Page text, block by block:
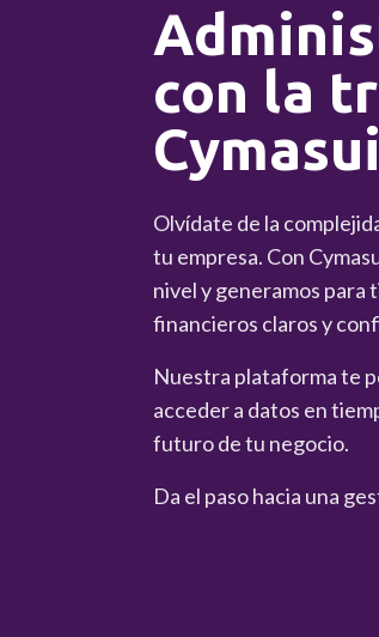
con la
Olvídate de la
tu empresa. Con
nivel y generamos para
financieros claros y
Nuestra plataforma te
acceder a datos en
futuro de tu negocio.
Da el paso hacia una